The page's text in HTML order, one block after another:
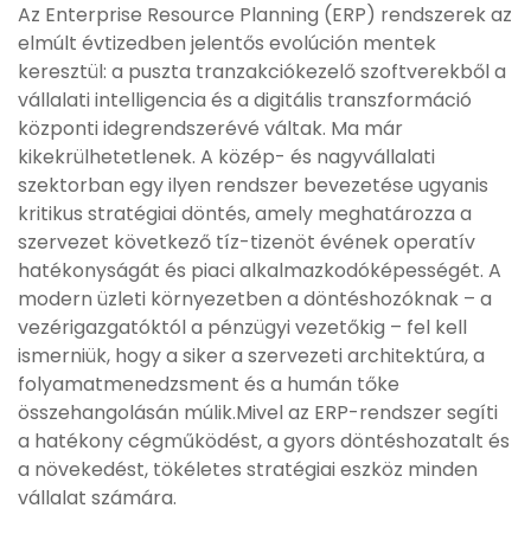
Az Enterprise Resource Planning (ERP) rendszerek az
elmúlt évtizedben jelentős evolúción mentek
keresztül: a puszta tranzakciókezelő szoftverekből a
vállalati intelligencia és a digitális transzformáció
központi idegrendszerévé váltak. Ma már
kikekrülhetetlenek. A közép- és nagyvállalati
szektorban egy ilyen rendszer bevezetése ugyanis
kritikus stratégiai döntés, amely meghatározza a
szervezet következő tíz-tizenöt évének operatív
hatékonyságát és piaci alkalmazkodóképességét. A
modern üzleti környezetben a döntéshozóknak – a
vezérigazgatóktól a pénzügyi vezetőkig – fel kell
ismerniük, hogy a siker a szervezeti architektúra, a
folyamatmenedzsment és a humán tőke
összehangolásán múlik.Mivel az ERP-rendszer segíti
a hatékony cégműködést, a gyors döntéshozatalt és
a növekedést, tökéletes stratégiai eszköz minden
vállalat számára.